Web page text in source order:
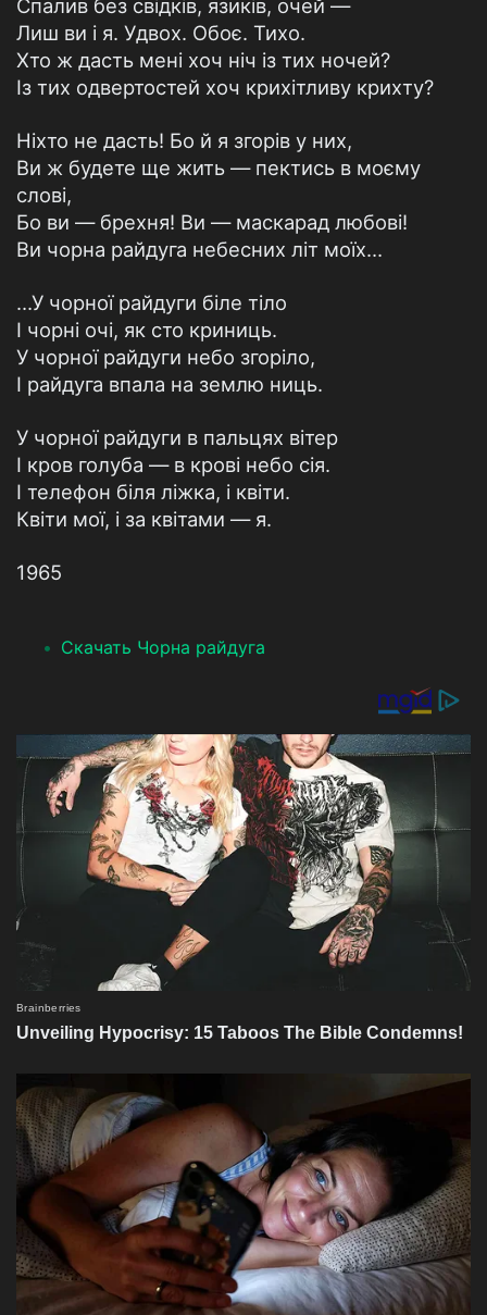
Спалив без свідків, язиків, очей —
Лиш ви і я. Удвох. Обоє. Тихо.
Хто ж дасть мені хоч ніч із тих ночей?
Із тих одвертостей хоч крихітливу крихту?
Ніхто не дасть! Бо й я згорів у них,
Ви ж будете ще жить — пектись в моєму
слові,
Бо ви — брехня! Ви — маскарад любові!
Ви чорна райдуга небесних літ моїх…
…У чорної райдуги біле тіло
І чорні очі, як сто криниць.
У чорної райдуги небо згоріло,
І райдуга впала на землю ниць.
У чорної райдуги в пальцях вітер
І кров голуба — в крові небо сія.
І телефон біля ліжка, і квіти.
Квіти мої, і за квітами — я.
1965
Скачать Чорна райдуга